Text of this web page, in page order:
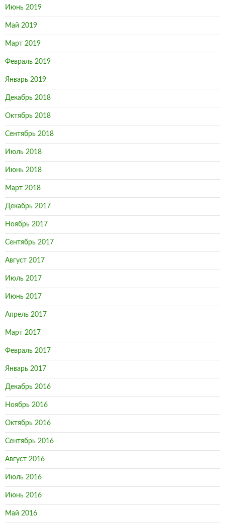
Июнь 2019
Май 2019
Март 2019
Февраль 2019
Январь 2019
Декабрь 2018
Октябрь 2018
Сентябрь 2018
Июль 2018
Июнь 2018
Март 2018
Декабрь 2017
Ноябрь 2017
Сентябрь 2017
Август 2017
Июль 2017
Июнь 2017
Апрель 2017
Март 2017
Февраль 2017
Январь 2017
Декабрь 2016
Ноябрь 2016
Октябрь 2016
Сентябрь 2016
Август 2016
Июль 2016
Июнь 2016
Май 2016